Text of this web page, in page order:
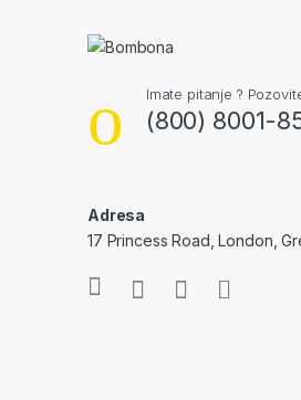
Imate pitanje ?
(800) 8001-
Adresa
17 Princess Road, London,